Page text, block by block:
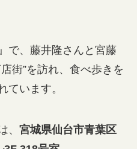
で、藤井隆さんと宮藤
街”を訪れ、食べ歩きを
ています。
、 宮城県仙台市青葉区